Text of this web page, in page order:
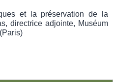
et la préservation de la
directrice adjointe, Muséum